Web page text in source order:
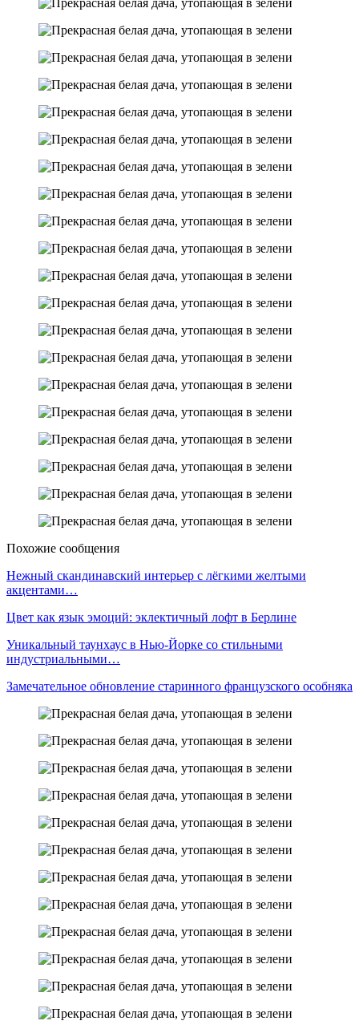
Похожие сообщения
Нежный скандинавский интерьер с лёгкими желтыми
акцентами…
Цвет как язык эмоций: эклектичный лофт в Берлине
Уникальный таунхаус в Нью-Йорке со стильными
индустриальными…
Замечательное обновление старинного французского особняка